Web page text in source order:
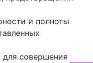
и полноты
для совершения